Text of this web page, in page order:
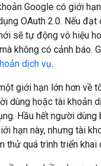
Google có giới
OAuth 2.0. Nếu đạt
sẽ tự động vô hiệu
không có cảnh báo.
dịch vụ.
giới hạn lớn hơn về
dùng hoặc tài khoản
Hầu hết người dùng
hạn này, nhưng tài
thử quá trình triển khai